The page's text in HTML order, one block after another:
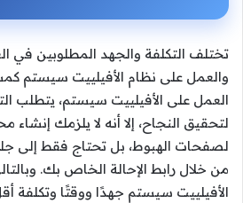
تختلف التكلفة والجهد المطلوبين في
والعمل على نظام الأفيلييت سيستم
العمل على الأفيلييت سيستم، يتطلب
لتحقيق النجاح، إلا أنه لا يلزمك
لصفحات الهبوط، بل تحتاج فقط إلى
من خلال رابط الإحالة الخاص بك.
الأفيلييت سيستم جهدًا ووقتًا وتكلفة